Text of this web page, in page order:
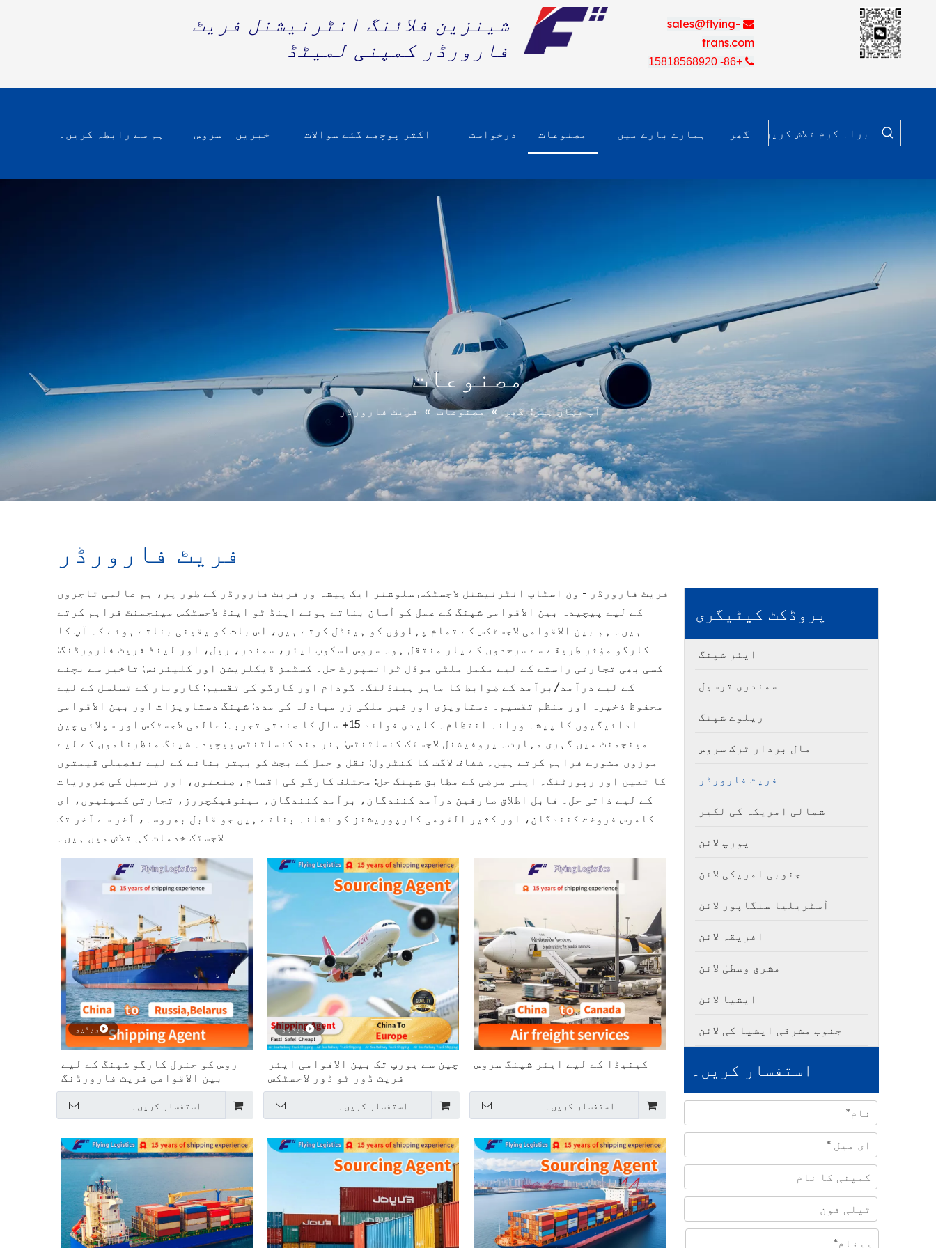
شینزین فلائنگ انٹرنیشنل فریٹ
فارورڈر کمپنی لمیٹڈ

sales@flying-
trans.com

+86- 15818568920
گھر ہمارے بارے میں مصنوعات درخواست اکثر پوچھے گئے سوالات خبریں سروس ہم سے رابطہ کریں۔
مصنوعات
آپ یہاں ہیں: گھر » مصنوعات » فریٹ فارورڈر
فریٹ فارورڈر
فریٹ فارورڈر - ون اسٹاپ انٹرنیشنل لاجسٹکس سلوشنز ایک پیشہ ور فریٹ فارورڈر کے طور پر، ہم عالمی تاجروں
کے لیے پیچیدہ بین الاقوامی شپنگ کے عمل کو آسان بناتے ہوئے اینڈ ٹو اینڈ لاجسٹکس مینجمنٹ فراہم کرتے
ہیں۔ ہم بین الاقوامی لاجسٹکس کے تمام پہلوؤں کو ہینڈل کرتے ہیں، اس بات کو یقینی بناتے ہوئے کہ آپ کا
کارگو مؤثر طریقے سے سرحدوں کے پار منتقل ہو۔ سروس اسکوپ ایئر، سمندر، ریل، اور لینڈ فریٹ فارورڈنگ:
کسی بھی تجارتی راستے کے لیے مکمل ملٹی موڈل ٹرانسپورٹ حل۔ کسٹمز ڈیکلریشن اور کلیئرنس: تاخیر سے بچنے
کے لیے درآمد/برآمد کے ضوابط کا ماہر ہینڈلنگ۔ گودام اور کارگو کی تقسیم: کاروبار کے تسلسل کے لیے
محفوظ ذخیرہ اور منظم تقسیم۔ دستاویزی اور غیر ملکی زر مبادلہ کی مدد: شپنگ دستاویزات اور بین الاقوامی
ادائیگیوں کا پیشہ ورانہ انتظام۔ کلیدی فوائد 15+ سال کا صنعتی تجربہ: عالمی لاجسٹکس اور سپلائی چین
مینجمنٹ میں گہری مہارت۔ پروفیشنل لاجسٹک کنسلٹنٹس: ہنر مند کنسلٹنٹس پیچیدہ شپنگ منظرناموں کے لیے
موزوں مشورے فراہم کرتے ہیں۔ شفاف لاگت کا کنٹرول: نقل و حمل کے بجٹ کو بہتر بنانے کے لیے تفصیلی قیمتوں
کا تعین اور رپورٹنگ۔ اپنی مرضی کے مطابق شپنگ حل: مختلف کارگو کی اقسام، صنعتوں، اور ترسیل کی ضروریات
کے لیے ذاتی حل۔ قابل اطلاق صارفین درآمد کنندگان، برآمد کنندگان، مینوفیکچررز، تجارتی کمپنیوں، ای
کامرس فروخت کنندگان، اور کثیر القومی کارپوریشنز کو نشانہ بناتے ہیں جو قابل بھروسہ، آخر سے آخر تک
لاجسٹک خدمات کی تلاش میں ہیں۔
کینیڈا کے لیے ایئر شپنگ سروس
استفسار کریں۔
ویڈیو
چین سے یورپ تک بین الاقوامی ایئر
فریٹ ڈور ٹو ڈور لاجسٹکس
استفسار کریں۔
ویڈیو
روس کو جنرل کارگو شپنگ کے لیے
بین الاقوامی فریٹ فارورڈنگ
سروسز
استفسار کریں۔
پروڈکٹ کیٹیگری
ایئر شپنگ
سمندری ترسیل
ریلوے شپنگ
مال بردار ٹرک سروس
فریٹ فارورڈر
شمالی امریکہ کی لکیر
یورپ لائن
جنوبی امریکی لائن
آسٹریلیا سنگاپور لائن
افریقہ لائن
مشرق وسطیٰ لائن
ایشیا لائن
جنوب مشرقی ایشیا کی لائن
استفسار کریں۔